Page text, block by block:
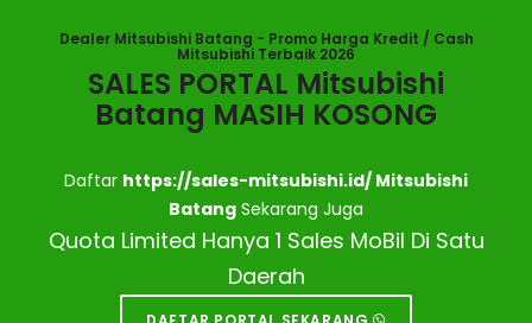
Dealer Mitsubishi Batang - Promo Harga Kredit / Cash
Mitsubishi Terbaik 2026
SALES PORTAL Mitsubishi
Batang MASIH KOSONG
Daftar https://sales-mitsubishi.id/ Mitsubishi
Batang Sekarang Juga
Quota Limited Hanya 1 Sales MoBil Di Satu
Daerah